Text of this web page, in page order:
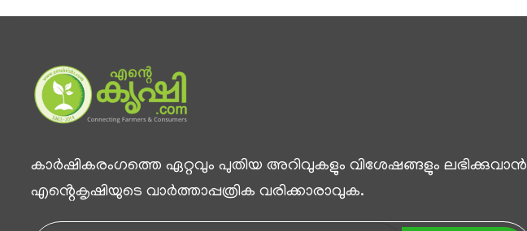
കാര്‍ഷികരംഗത്തെ ഏറ്റവും പുതിയ അറിവുകളും വിശേഷങ്ങളും ലഭിക്കുവാന്‍
എൻ്റെകൃഷിയുടെ വാര്‍ത്താപ്പത്രിക വരിക്കാരാവുക.